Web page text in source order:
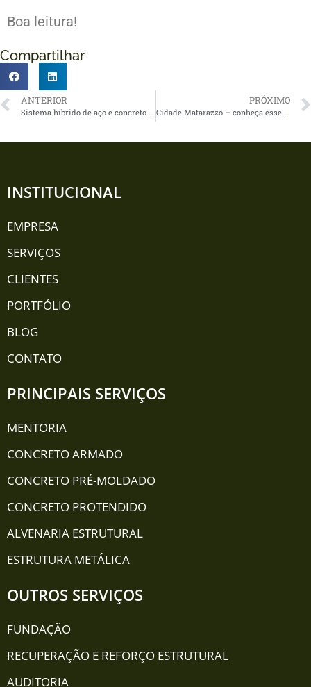
Boa leitura!
Compartilhar
ANTERIOR
Sistema híbrido de aço e concreto – sinergia a favor da elegância
PRÓXIMO
Cidade Matarazzo – conheça esse projeto inovador
INSTITUCIONAL
EMPRESA
SERVIÇOS
CLIENTES
PORTFÓLIO
BLOG
CONTATO
PRINCIPAIS SERVIÇOS
MENTORIA
CONCRETO ARMADO
CONCRETO PRÉ-MOLDADO
CONCRETO PROTENDIDO
ALVENARIA ESTRUTURAL
ESTRUTURA METÁLICA
OUTROS SERVIÇOS
FUNDAÇÃO
RECUPERAÇÃO E REFORÇO ESTRUTURAL
AUDITORIA